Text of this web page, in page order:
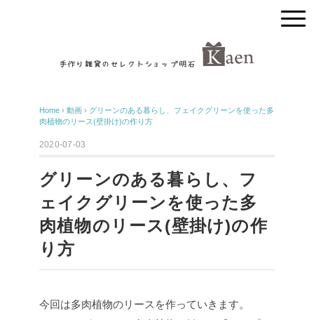
Home › 動画 › グリーンのある暮らし、フェイクグリーンを使った多
肉植物のリース(壁掛け)の作り方
2020-07-03
グリーンのある暮らし、フ
ェイクグリーンを使った多
肉植物のリース(壁掛け)の作
り方
今回は多肉植物のリースを作っていきます。